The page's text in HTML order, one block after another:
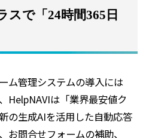
スで「24時間365日
ム管理システムの導入には
HelpNAVIは「業界最安値ク
の生成AIを活用した自動応答
お問合せフォームの補助、